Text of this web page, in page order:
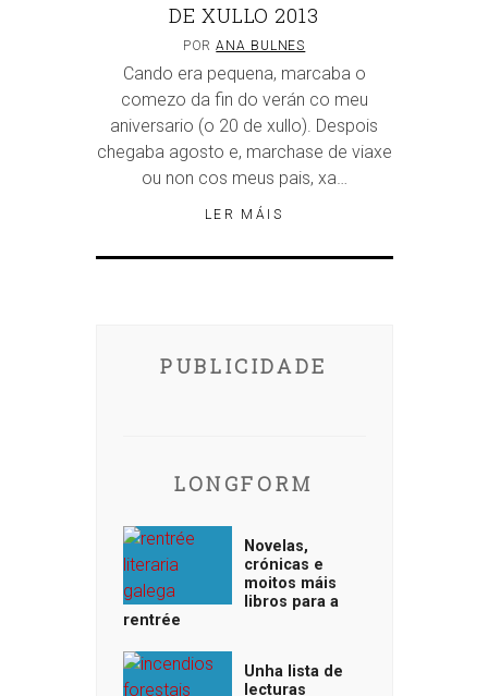
DE XULLO 2013
PORANA BULNES
Cando era pequena, marcaba o
comezo da fin do verán co meu
aniversario (o 20 de xullo). Despois
chegaba agosto e, marchase de viaxe
ou non cos meus pais, xa…
LER MÁIS
PUBLICIDADE
LONGFORM
Novelas,
crónicas e
moitos máis
libros para a
rentrée
Unha lista de
lecturas